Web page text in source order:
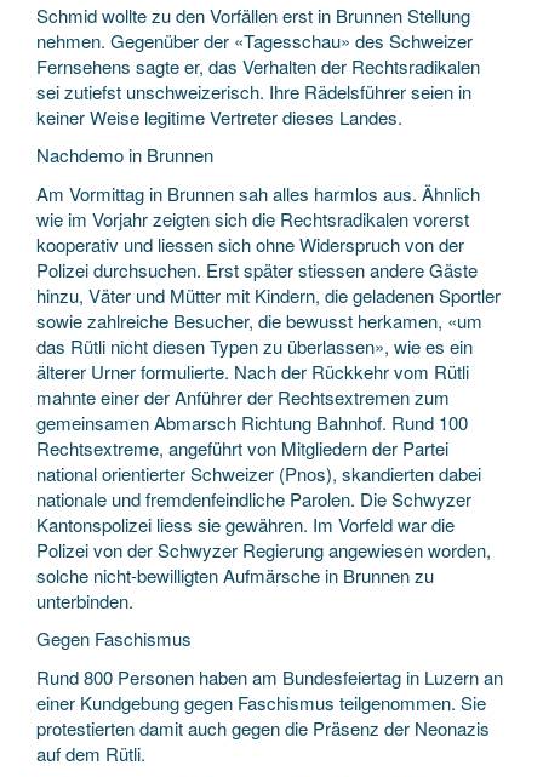
Schmid wollte zu den Vorfällen erst in Brunnen Stellung
nehmen. Gegenüber der «Tagesschau» des Schweizer
Fernsehens sagte er, das Verhalten der Rechtsradikalen
sei zutiefst unschweizerisch. Ihre Rädelsführer seien in
keiner Weise legitime Vertreter dieses Landes.
Nachdemo in Brunnen
Am Vormittag in Brunnen sah alles harmlos aus. Ähnlich
wie im Vorjahr zeigten sich die Rechtsradikalen vorerst
kooperativ und liessen sich ohne Widerspruch von der
Polizei durchsuchen. Erst später stiessen andere Gäste
hinzu, Väter und Mütter mit Kindern, die geladenen Sportler
sowie zahlreiche Besucher, die bewusst herkamen, «um
das Rütli nicht diesen Typen zu überlassen», wie es ein
älterer Urner formulierte. Nach der Rückkehr vom Rütli
mahnte einer der Anführer der Rechtsextremen zum
gemeinsamen Abmarsch Richtung Bahnhof. Rund 100
Rechtsextreme, angeführt von Mitgliedern der Partei
national orientierter Schweizer (Pnos), skandierten dabei
nationale und fremdenfeindliche Parolen. Die Schwyzer
Kantonspolizei liess sie gewähren. Im Vorfeld war die
Polizei von der Schwyzer Regierung angewiesen worden,
solche nicht-bewilligten Aufmärsche in Brunnen zu
unterbinden.
Gegen Faschismus
Rund 800 Personen haben am Bundesfeiertag in Luzern an
einer Kundgebung gegen Faschismus teilgenommen. Sie
protestierten damit auch gegen die Präsenz der Neonazis
auf dem Rütli.